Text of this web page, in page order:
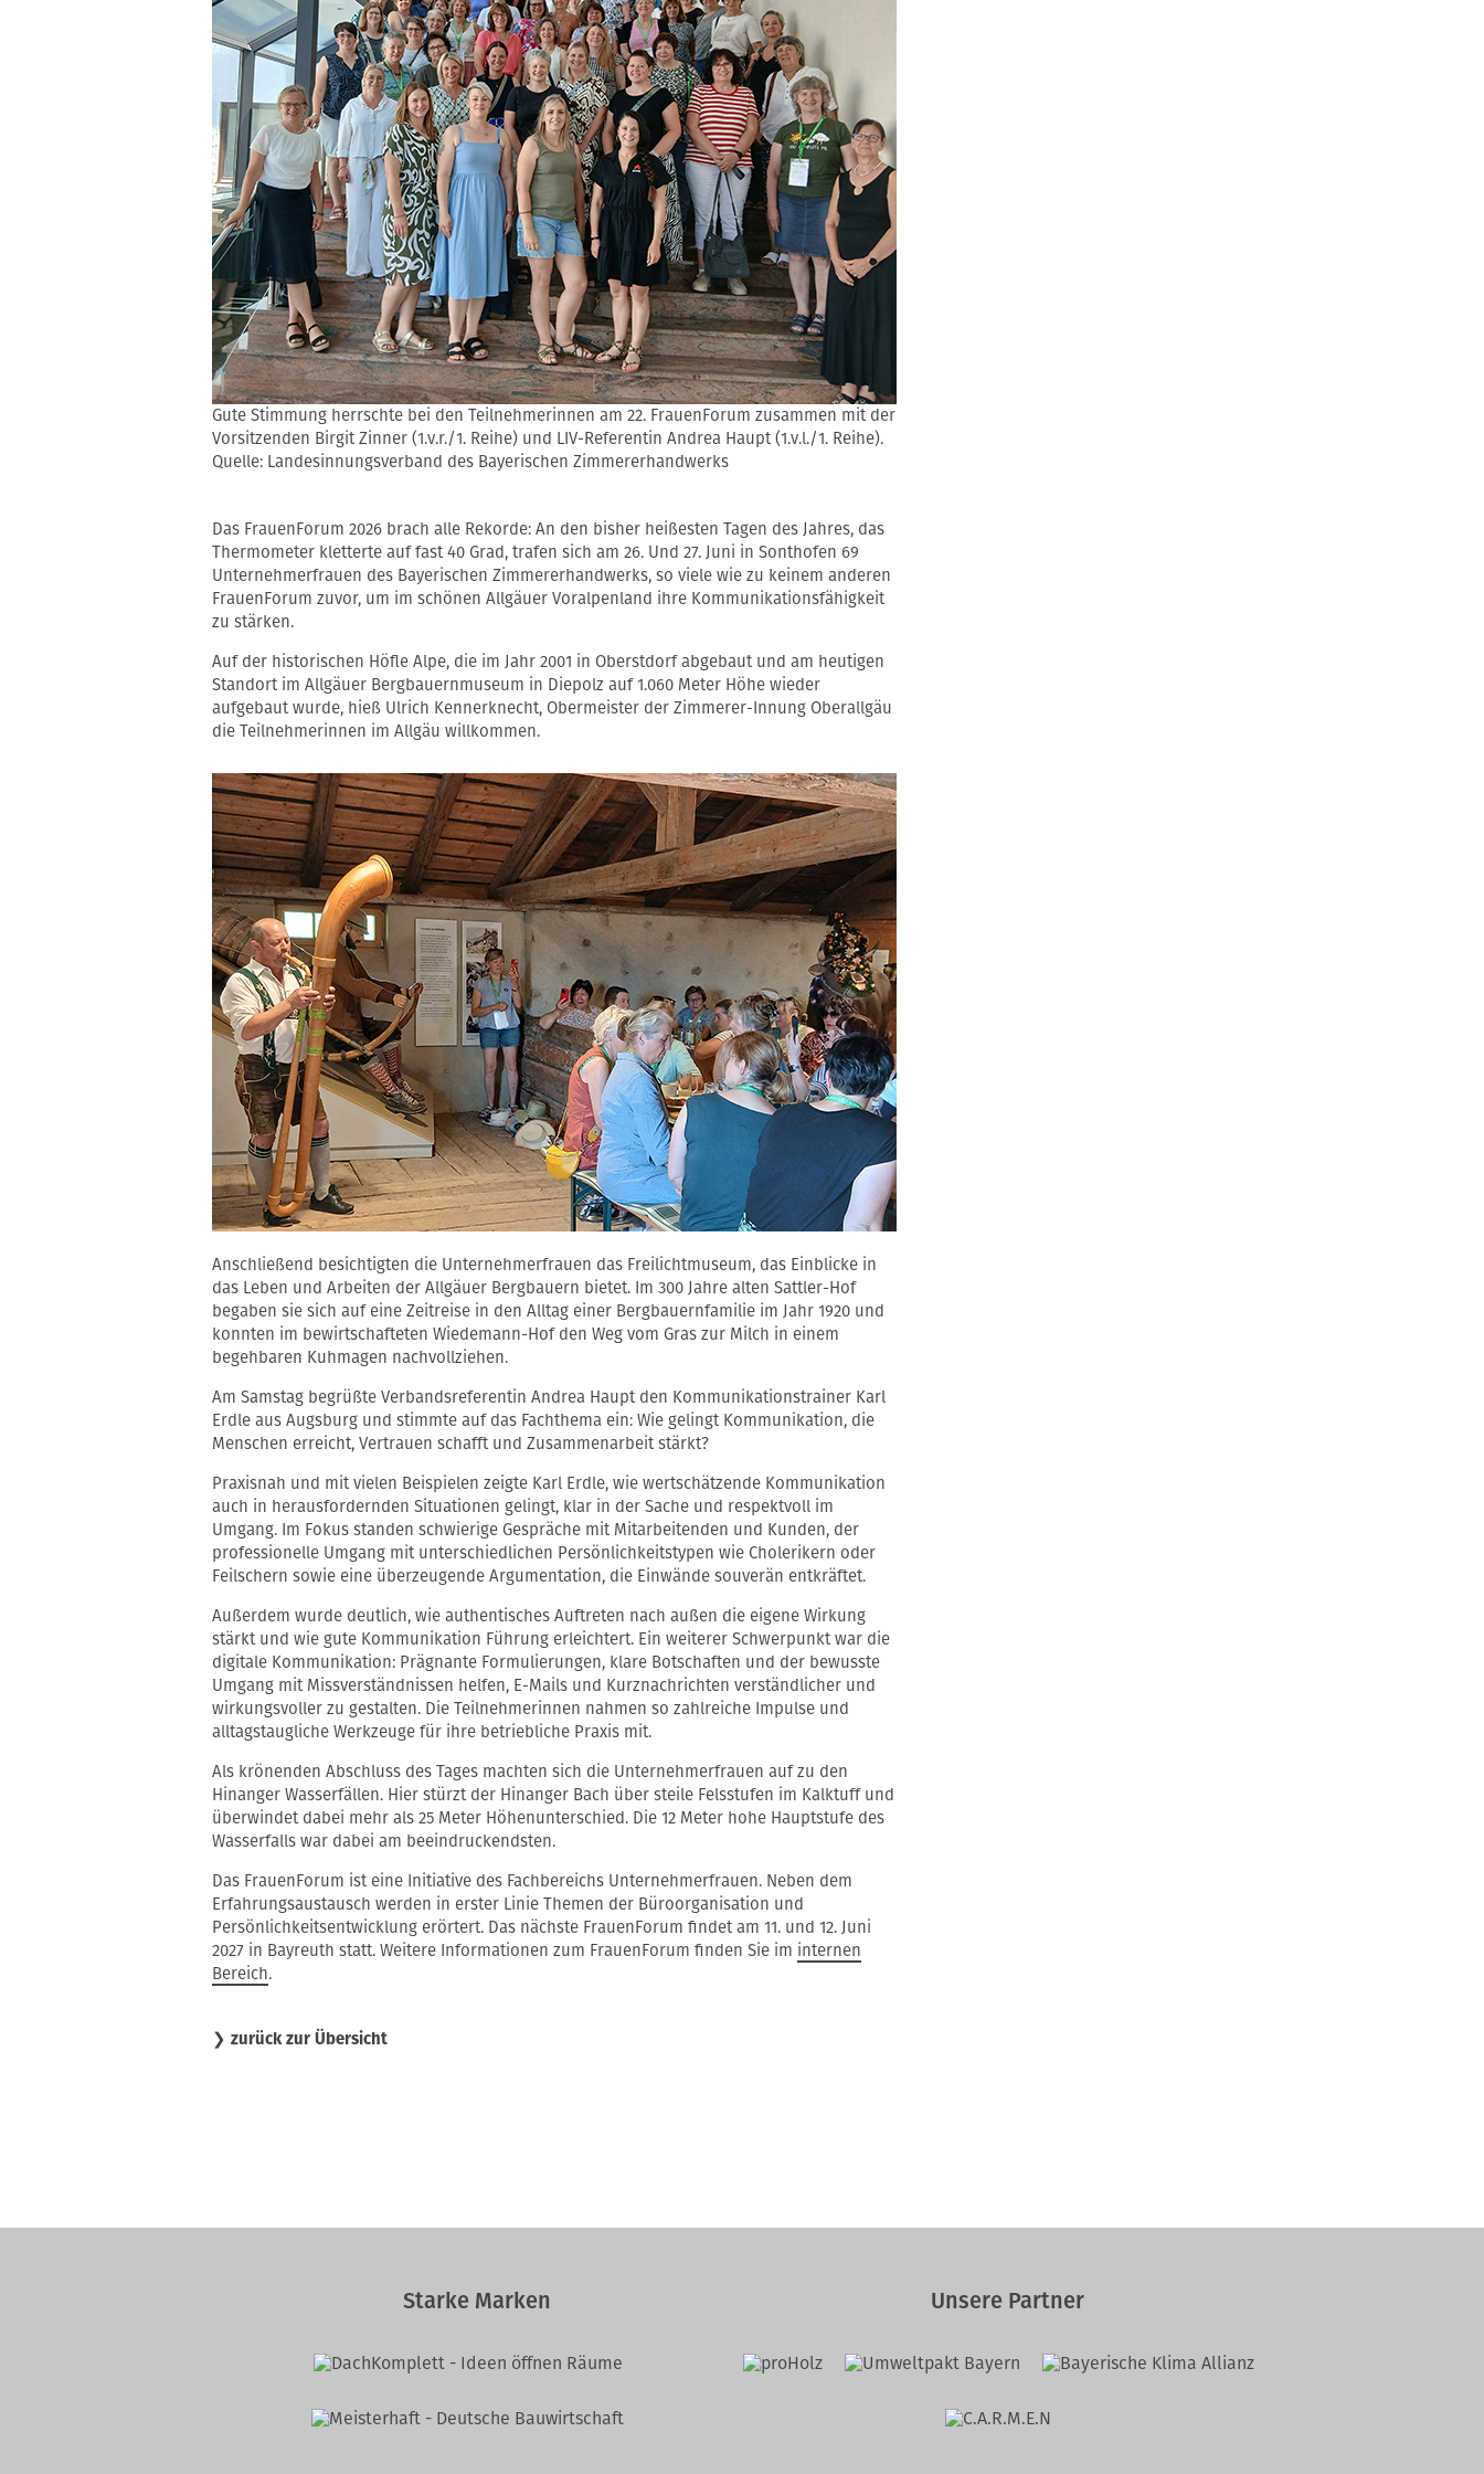
Gute Stimmung herrschte bei den Teilnehmerinnen am 22. FrauenForum zusammen mit der
Vorsitzenden Birgit Zinner (1.v.r./1. Reihe) und LIV-Referentin Andrea Haupt (1.v.l./1. Reihe).
Quelle: Landesinnungsverband des Bayerischen Zimmererhandwerks
Das FrauenForum 2026 brach alle Rekorde: An den bisher heißesten Tagen des Jahres, das
Thermometer kletterte auf fast 40 Grad, trafen sich am 26. Und 27. Juni in Sonthofen 69
Unternehmerfrauen des Bayerischen Zimmererhandwerks, so viele wie zu keinem anderen
FrauenForum zuvor, um im schönen Allgäuer Voralpenland ihre Kommunikationsfähigkeit
zu stärken.
Auf der historischen Höfle Alpe, die im Jahr 2001 in Oberstdorf abgebaut und am heutigen
Standort im Allgäuer Bergbauernmuseum in Diepolz auf 1.060 Meter Höhe wieder
aufgebaut wurde, hieß Ulrich Kennerknecht, Obermeister der Zimmerer-Innung Oberallgäu
die Teilnehmerinnen im Allgäu willkommen.
Anschließend besichtigten die Unternehmerfrauen das Freilichtmuseum, das Einblicke in
das Leben und Arbeiten der Allgäuer Bergbauern bietet. Im 300 Jahre alten Sattler-Hof
begaben sie sich auf eine Zeitreise in den Alltag einer Bergbauernfamilie im Jahr 1920 und
konnten im bewirtschafteten Wiedemann-Hof den Weg vom Gras zur Milch in einem
begehbaren Kuhmagen nachvollziehen.
Am Samstag begrüßte Verbandsreferentin Andrea Haupt den Kommunikationstrainer Karl
Erdle aus Augsburg und stimmte auf das Fachthema ein: Wie gelingt Kommunikation, die
Menschen erreicht, Vertrauen schafft und Zusammenarbeit stärkt?
Praxisnah und mit vielen Beispielen zeigte Karl Erdle, wie wertschätzende Kommunikation
auch in herausfordernden Situationen gelingt, klar in der Sache und respektvoll im
Umgang. Im Fokus standen schwierige Gespräche mit Mitarbeitenden und Kunden, der
professionelle Umgang mit unterschiedlichen Persönlichkeitstypen wie Cholerikern oder
Feilschern sowie eine überzeugende Argumentation, die Einwände souverän entkräftet.
Außerdem wurde deutlich, wie authentisches Auftreten nach außen die eigene Wirkung
stärkt und wie gute Kommunikation Führung erleichtert. Ein weiterer Schwerpunkt war die
digitale Kommunikation: Prägnante Formulierungen, klare Botschaften und der bewusste
Umgang mit Missverständnissen helfen, E-Mails und Kurznachrichten verständlicher und
wirkungsvoller zu gestalten. Die Teilnehmerinnen nahmen so zahlreiche Impulse und
alltagstaugliche Werkzeuge für ihre betriebliche Praxis mit.
Als krönenden Abschluss des Tages machten sich die Unternehmerfrauen auf zu den
Hinanger Wasserfällen. Hier stürzt der Hinanger Bach über steile Felsstufen im Kalktuff und
überwindet dabei mehr als 25 Meter Höhenunterschied. Die 12 Meter hohe Hauptstufe des
Wasserfalls war dabei am beeindruckendsten.
Das FrauenForum ist eine Initiative des Fachbereichs Unternehmerfrauen. Neben dem
Erfahrungsaustausch werden in erster Linie Themen der Büroorganisation und
Persönlichkeitsentwicklung erörtert. Das nächste FrauenForum findet am 11. und 12. Juni
2027 in Bayreuth statt. Weitere Informationen zum FrauenForum finden Sie im internen
Bereich.
❯ zurück zur Übersicht
Starke Marken Unsere Partner